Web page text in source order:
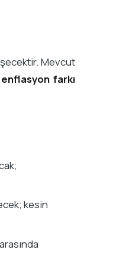
Mevcut
enflasyon farkı
kesin